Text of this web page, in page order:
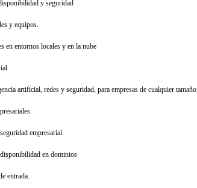
y seguridad
y equipos.
en entornos locales y en la nube
artificial, redes y seguridad, para empresas de cualquier tamaño
empresarial.
en dominios
entrada.